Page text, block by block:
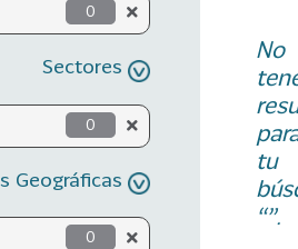
0
Sectores
0
Geográficas
0
No
tu
“”.